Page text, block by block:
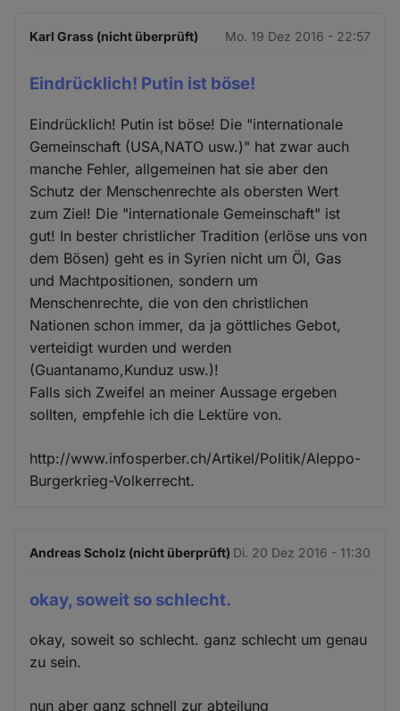
Karl Grass (nicht überprüft) Mo. 19 Dez 2016 - 22:57
Eindrücklich! Putin ist böse!
Eindrücklich! Putin ist böse! Die "internationale
Gemeinschaft (USA,NATO usw.)" hat zwar auch
manche Fehler, allgemeinen hat sie aber den
Schutz der Menschenrechte als obersten Wert
zum Ziel! Die "internationale Gemeinschaft" ist
gut! In bester christlicher Tradition (erlöse uns von
dem Bösen) geht es in Syrien nicht um Öl, Gas
und Machtpositionen, sondern um
Menschenrechte, die von den christlichen
Nationen schon immer, da ja göttliches Gebot,
verteidigt wurden und werden
(Guantanamo,Kunduz usw.)!
Falls sich Zweifel an meiner Aussage ergeben
sollten, empfehle ich die Lektüre von.
http://www.infosperber.ch/Artikel/Politik/Aleppo-
Burgerkrieg-Volkerrecht.
Andreas Scholz (nicht überprüft) Di. 20 Dez 2016 - 11:30
okay, soweit so schlecht.
okay, soweit so schlecht. ganz schlecht um genau
zu sein.
nun aber ganz schnell zur abteilung